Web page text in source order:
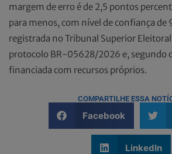
margem de erro é de 2,5 pontos
para menos, com nível de confiança de
registrada no Tribunal Superior Eleitoral
protocolo BR-05628/2026 e, segundo
financiada com recursos próprios.
COMPARTILHE ESSA
Facebook
LinkedIn